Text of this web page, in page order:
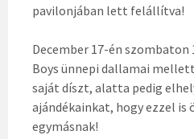
pavilonjában lett felállítva!
December 17-én
Boys ünnepi dallamai
saját díszt, alatta pedig
ajándékainkat, hogy ezzel is
egymásnak!